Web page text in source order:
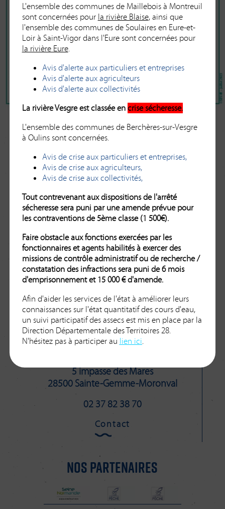
Retour
Syndicat mixte
Eure-Blaise-Vesgre.
5 impasse des Mares
28500 Sainte-Gemme-Moronval
02 37 82 38 70
Contact
NOS PARTENAIRES
L'ensemble des communes de Maillebois à Montreuil
sont concernées pour la rivière Blaise, ainsi que
l'ensemble des communes de Soulaires en Eure-et-
Loir à Saint-Vigor dans l'Eure sont concernées pour
la rivière Eure.
Avis d'alerte aux particuliers et entreprises
Avis d'alerte aux agriculteurs
Avis d'alerte aux collectivités
La rivière Vesgre est classée encrise sécheresse.
L'ensemble des communes de Berchères-sur-Vesgre
à Oulins sont concernées.
Avis de crise aux particuliers et entreprises,
Avis de crise aux agriculteurs,
Avis de crise aux collectivités,
Tout contrevenant aux dispositions de l'arrêté
sécheresse sera puni par une amende prévue pour
les contraventions de 5ème classe (1 500€).
Faire obstacle aux fonctions exercées par les
fonctionnaires et agents habilités à exercer des
missions de contrôle administratif ou de recherche /
constatation des infractions sera puni de 6 mois
d'emprisonnement et 15 000 € d'amende.
Afin d'aider les services de l'état à améliorer leurs
connaissances sur l'état quantitatif des cours d'eau,
un suivi participatif des assecs est mis en place par la
Direction Départementale des Territoires 28.
N'hésitez pas à participer au lien ici.